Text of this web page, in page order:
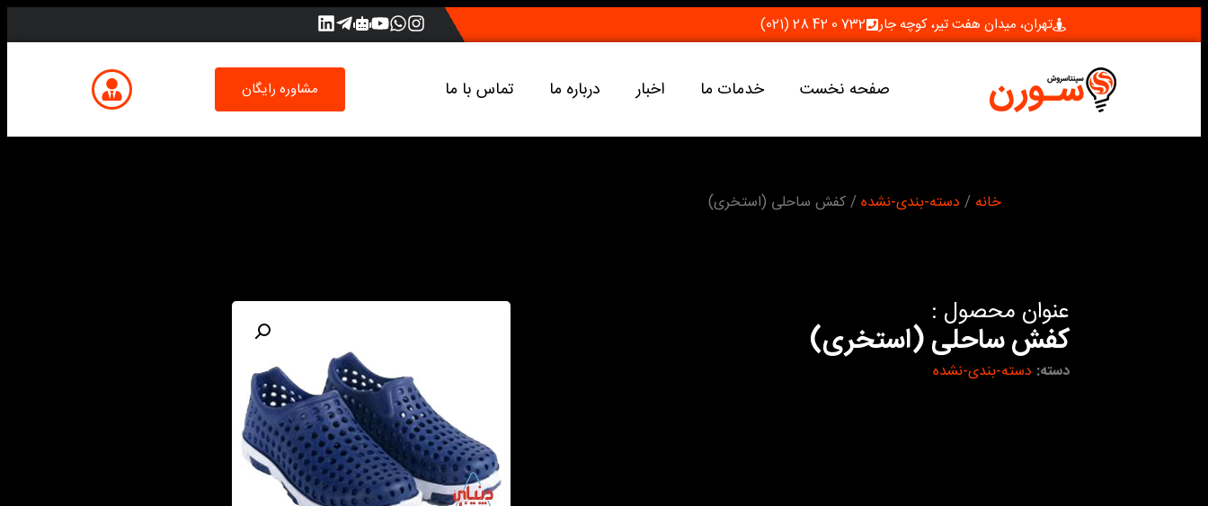
تهران، میدان هفت تیر، کوچه جار 732 0 42 28 (021)
صفحه نخست خدمات ما اخبار درباره ما تماس با ما مشاوره رایگان
خانه / دسته-بندی-نشده/ کفش ساحلی (استخری)
عنوان محصول :
کفش ساحلی (استخری)
دسته: دسته-بندی-نشده